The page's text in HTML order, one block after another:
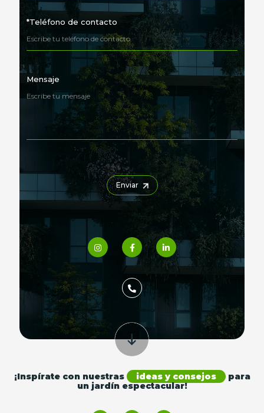
*Teléfono de contacto
Mensaje
Enviar
¡Inspírate con nuestras ideas y consejos
para
un jardín espectacular!